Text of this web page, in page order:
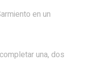
en un
una, dos